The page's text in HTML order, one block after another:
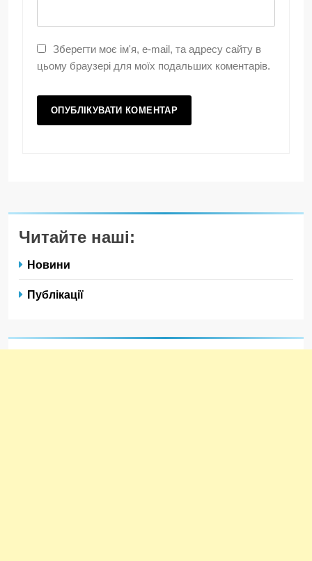
Зберегти моє ім'я, e-mail, та адресу сайту в
цьому браузері для моїх подальших коментарів.
Читайте наші:
Новини
Публікації